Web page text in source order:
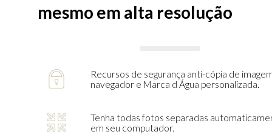
mesmo em alta resolução
Recursos de segurança anti-cópia de
navegador e Marca d Água personalizada.
Tenha todas fotos separadas
em seu computador.